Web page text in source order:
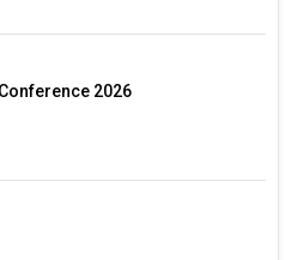
2026